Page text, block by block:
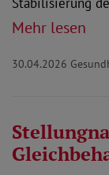
Mehr lesen
30.04.2026